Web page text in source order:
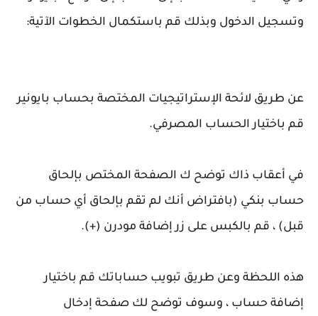
وتسجيل الدخول وبذلك قم باستكمال الخطوات الآتية:
عن طريق لائحة الإستراتيجيات المختصة بحساب بايونير
قم باختيار الحساب المصرفي.
في أعقاب ذاك توضح ك الصفحة المختص بإلحاق
حساب بنكي (بافتراض أنك لم تقم بإلحاق أي حساب من
قبل) ، قم بالكبس على زر إضافة مودرن (+).
هذه اللحظة وعن طريق تبويب حساباتك قم باختيار
إضافة حساب ، وسوف توضح لك صفحة إدخال